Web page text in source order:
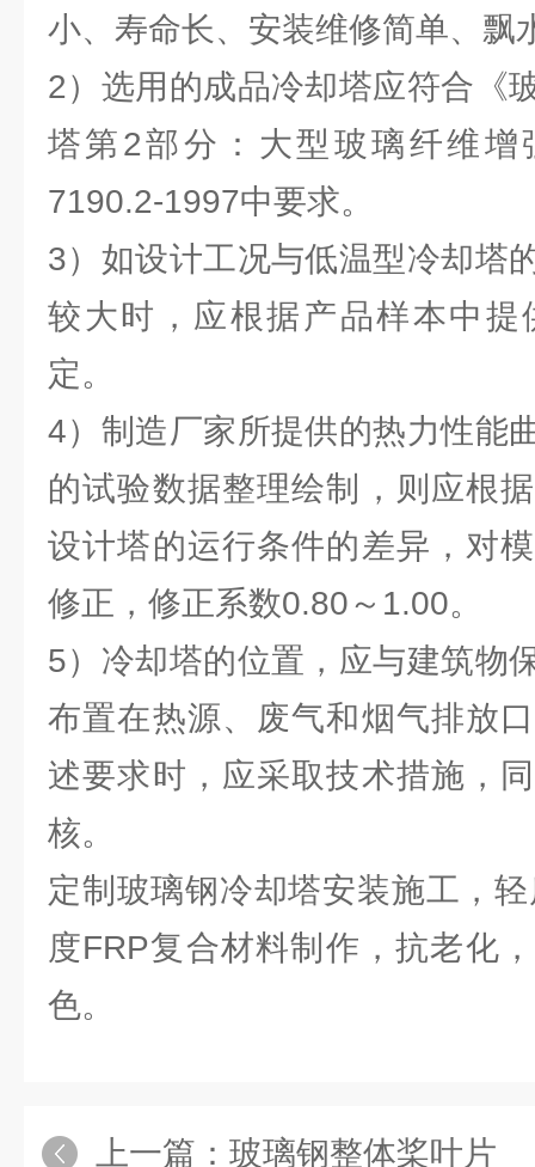
小、寿命长、安装维修简单、飘
2）选用的成品冷却塔应符合《
塔第2部分：大型玻璃纤维增
7190.2-1997中要求。
3）如设计工况与低温型冷却塔
较大时，应根据产品样本中提
定。
4）制造厂家所提供的热力性能
的试验数据整理绘制，则应根
设计塔的运行条件的差异，对
修正，修正系数0.80～1.00。
5）冷却塔的位置，应与建筑物
布置在热源、废气和烟气排放
述要求时，应采取技术措施，
核。
定制玻璃钢冷却塔安装施工，
度FRP复合材料制作，抗老化
色。
上一篇： 玻璃钢整体桨叶片